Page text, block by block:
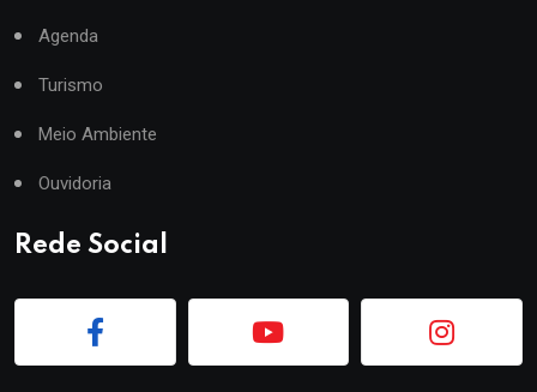
Agenda
Turismo
Meio Ambiente
Ouvidoria
Rede Social